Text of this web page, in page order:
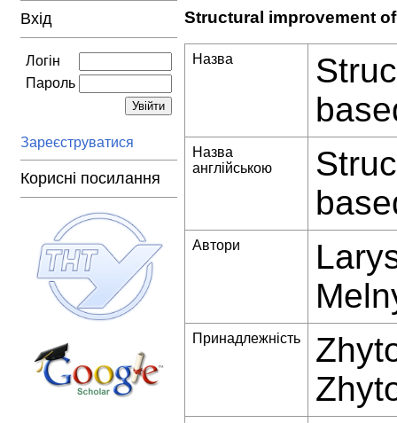
Вхід
Логін
Пароль
Зареєструватися
Корисні посилання
Structural improvement
Назва
Назва
англійською
Автори
Принадлежність